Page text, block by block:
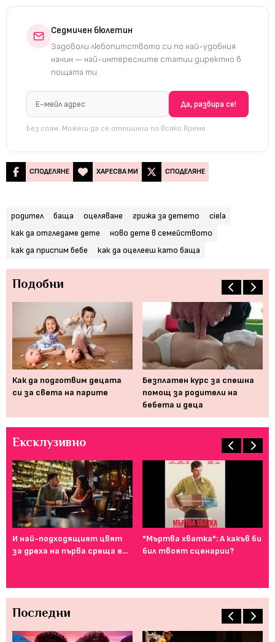
Седмичен бюлетин
Задоволи любопитството си по най-удобния
начин — най-интересните статии директно в
пощата ти.
Без спам. Можеш да се отпишеш по всяко време.
СПОДЕЛЯНЕ ХАРЕСВА МИ СПОДЕЛЯНЕ
родител баща оцеляване грижа за детето
ciela
как да отгледаме дете
ново дете в семейството
как да приспим бебе
как да оцелееш като баща
Подобни
Как да подготвим децата
си за света на парите
Безплатен курс за спешна
помощ за родители на
бебета и деца
Ексклузивно
И най-подходящият цвят
за дреха на първа среща е...
"Мъртва хватка": А какъв би
бил твоят сценарии?
Последни